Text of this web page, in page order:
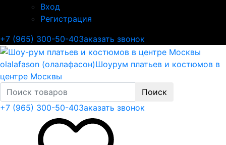
Вход
Регистрация
+7 (965) 300-50-40Заказать звонок
olalafason (олалафасон)Шоурум платьев и костюмов в
центре Москвы
Поиск
+7 (965) 300-50-40Заказать звонок